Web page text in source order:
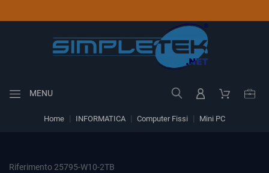
MENU
Home INFORMATICA Computer Fissi Mini PC
Riferimento 25795-W10-2TB